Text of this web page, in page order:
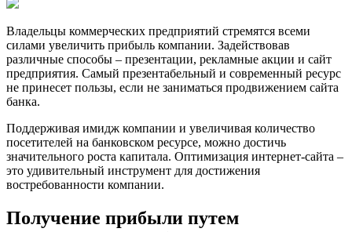
Владельцы коммерческих предприятий стремятся всеми
силами увеличить прибыль компании. Задействовав
различные способы – презентации, рекламные акции и сайт
предприятия. Самый презентабельный и современный ресурс
не принесет пользы, если не заниматься продвижением сайта
банка.
Поддерживая имидж компании и увеличивая количество
посетителей на банковском ресурсе, можно достичь
значительного роста капитала. Оптимизация интернет-сайта –
это удивительный инструмент для достижения
востребованности компании.
Получение прибыли путем